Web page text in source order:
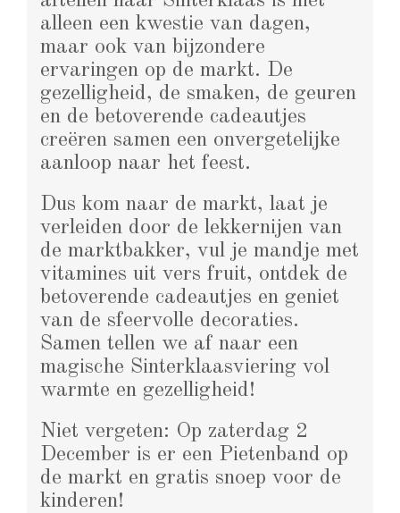
alleen een kwestie van dagen,
maar ook van bijzondere
ervaringen op de markt. De
gezelligheid, de smaken, de geuren
en de betoverende cadeautjes
creëren samen een onvergetelijke
aanloop naar het feest.
Dus kom naar de markt, laat je
verleiden door de lekkernijen van
de marktbakker, vul je mandje met
vitamines uit vers fruit, ontdek de
betoverende cadeautjes en geniet
van de sfeervolle decoraties.
Samen tellen we af naar een
magische Sinterklaasviering vol
warmte en gezelligheid!
Niet vergeten: Op zaterdag 2
December is er een Pietenband op
de markt en gratis snoep voor de
kinderen!